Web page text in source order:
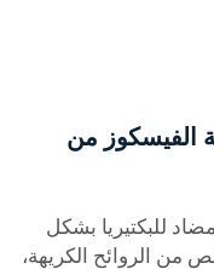
الفيسكوز من
للبكتيريا بشكل
من الروائح الكريهة،